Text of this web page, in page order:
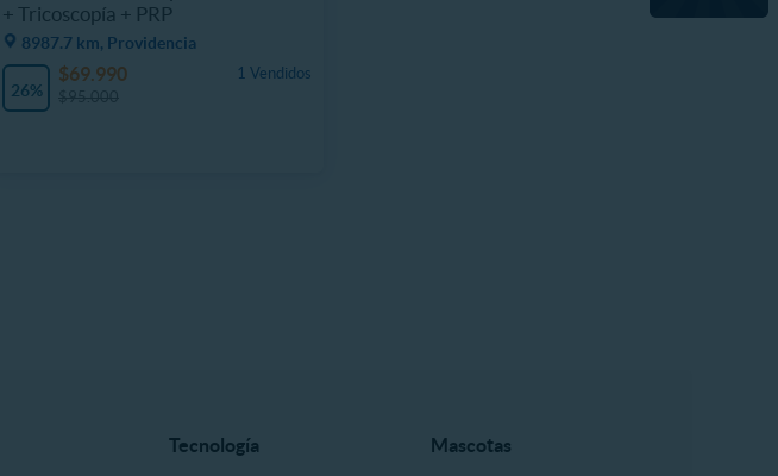
+ Tricoscopía + PRP
8987.7 km, Providencia
26%
1 Vendidos
$69.990
Tecnología Mascotas